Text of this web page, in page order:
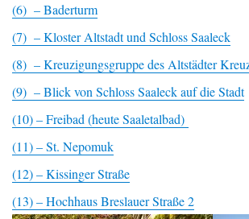
(6) – Baderturm
(7) – Kloster Altstadt und Schloss Saaleck
(8) – Kreuzigungsgruppe des Altstädter
(9) – Blick von Schloss Saaleck auf die Stadt
(10) – Freibad (heute Saaletalbad)
(11) – St. Nepomuk
(12) – Kissinger Straße
(13) – Hochhaus Breslauer Straße 2